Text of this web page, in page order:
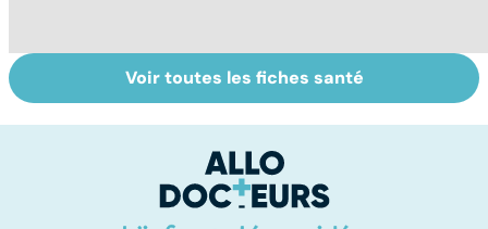
Tout savoir sur
les infections
Inflammation des
amygdales : que
d'angine ?
Voir toutes les fiches santé